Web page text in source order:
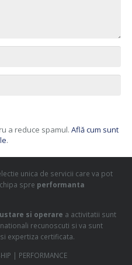
a reduce spamul. Află cum sunt
.
unica de servicii care va pot
spre performanta
si operare a activitatii sunt
recunoscuti si va sunt
expertiza certificata.
| PERFORMANCE